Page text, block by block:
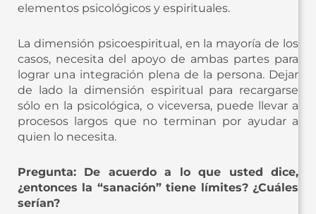
elementos psicológicos y espirituales.
La dimensión psicoespiritual, en la mayoría de los
casos, necesita del apoyo de ambas partes para
lograr una integración plena de la persona. Dejar
de lado la dimensión espiritual para recargarse
sólo en la psicológica, o viceversa, puede llevar a
procesos largos que no terminan por ayudar a
quien lo necesita.
Pregunta: De acuerdo a lo que usted dice,
¿entonces la “sanación” tiene límites? ¿Cuáles
serían?